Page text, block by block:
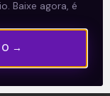
Baixe agora, é
→